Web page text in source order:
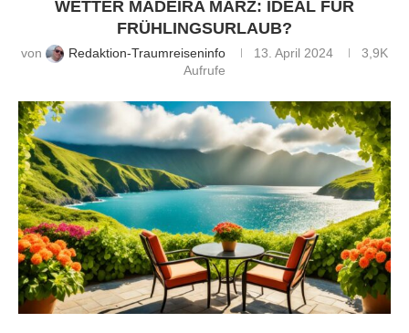
WETTER MADEIRA MÄRZ: IDEAL FÜR
FRÜHLINGSURLAUB?
von Redaktion-Traumreiseninfo 13. April 2024
3,9K
Aufrufe